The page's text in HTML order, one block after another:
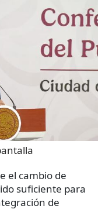
el cambio de
suficiente para
de